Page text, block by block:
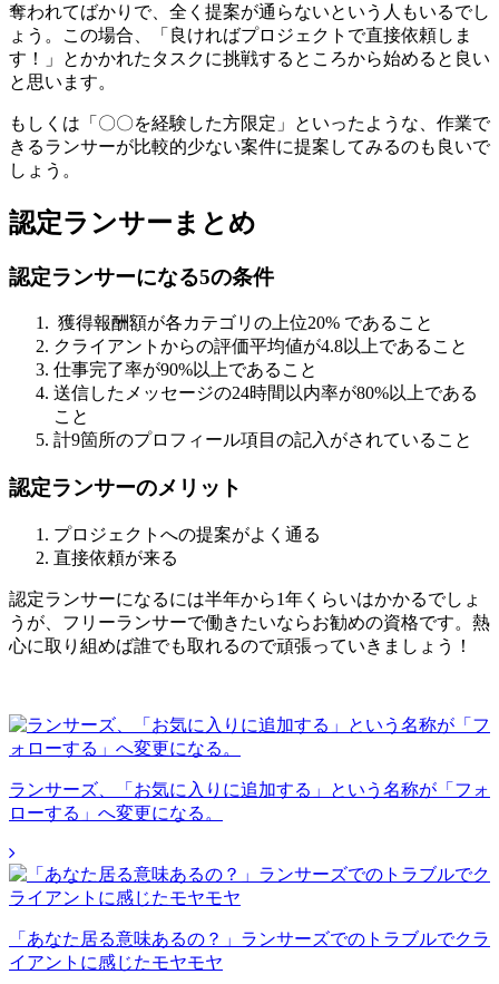
奪われてばかりで、全く提案が通らないという人もいるでし
ょう。この場合、「良ければプロジェクトで直接依頼しま
す！」とかかれたタスクに挑戦するところから始めると良い
と思います。
もしくは「〇〇を経験した方限定」といったような、作業で
きるランサーが比較的少ない案件に提案してみるのも良いで
しょう。
認定ランサーまとめ
認定ランサーになる5の条件
獲得報酬額が各カテゴリの上位20% であること
クライアントからの評価平均値が4.8以上であること
仕事完了率が90%以上であること
送信したメッセージの24時間以内率が80%以上である
こと
計9箇所のプロフィール項目の記入がされていること
認定ランサーのメリット
プロジェクトへの提案がよく通る
直接依頼が来る
認定ランサーになるには半年から1年くらいはかかるでしょ
うが、フリーランサーで働きたいならお勧めの資格です。熱
心に取り組めば誰でも取れるので頑張っていきましょう！
ランサーズ、「お気に入りに追加する」という名称が「フォ
ローする」へ変更になる。
「あなた居る意味あるの？」ランサーズでのトラブルでクラ
イアントに感じたモヤモヤ